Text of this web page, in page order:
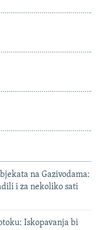
na Gazivodama:
i za nekoliko sati
Iskopavanja bi